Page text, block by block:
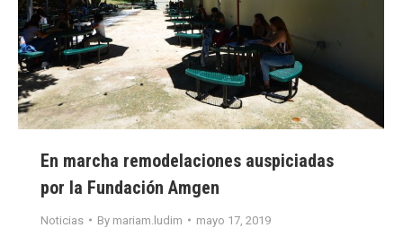
En marcha remodelaciones auspiciadas
por la Fundación Amgen
Noticias By mariam.ludim mayo 17, 2019